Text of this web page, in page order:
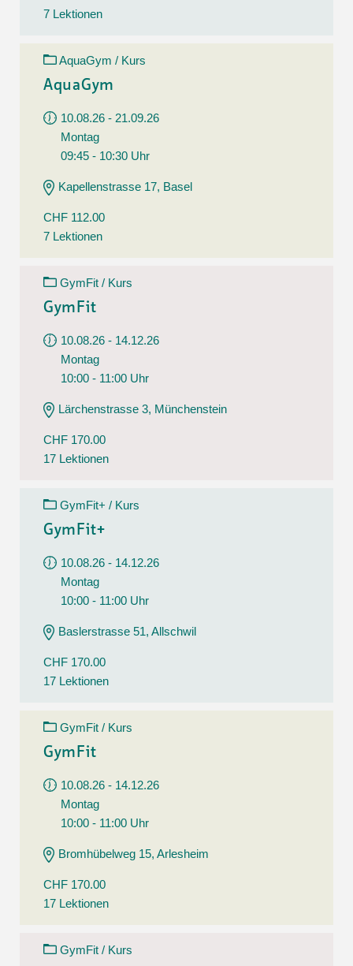
7 Lektionen
AquaGym / Kurs
AquaGym
10.08.26 - 21.09.26
Montag
09:45 - 10:30 Uhr
Kapellenstrasse 17, Basel
CHF 112.00
7 Lektionen
GymFit / Kurs
GymFit
10.08.26 - 14.12.26
Montag
10:00 - 11:00 Uhr
Lärchenstrasse 3, Münchenstein
CHF 170.00
17 Lektionen
GymFit+ / Kurs
GymFit+
10.08.26 - 14.12.26
Montag
10:00 - 11:00 Uhr
Baslerstrasse 51, Allschwil
CHF 170.00
17 Lektionen
GymFit / Kurs
GymFit
10.08.26 - 14.12.26
Montag
10:00 - 11:00 Uhr
Bromhübelweg 15, Arlesheim
CHF 170.00
17 Lektionen
GymFit / Kurs